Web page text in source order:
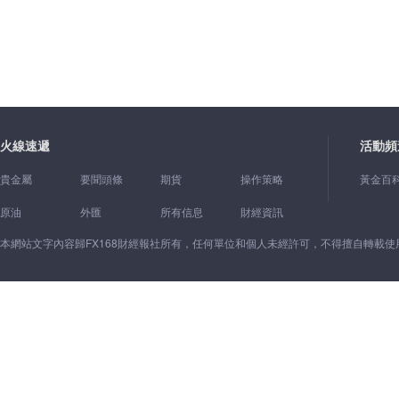
火線速遞
貴金屬 要聞頭條 期貨 操作策略
原油 外匯 所有信息 財經資訊
活動
黃金百
本網站文字內容歸FX168財經報社所有，任何單位和個人未經許可，不得擅自轉載使